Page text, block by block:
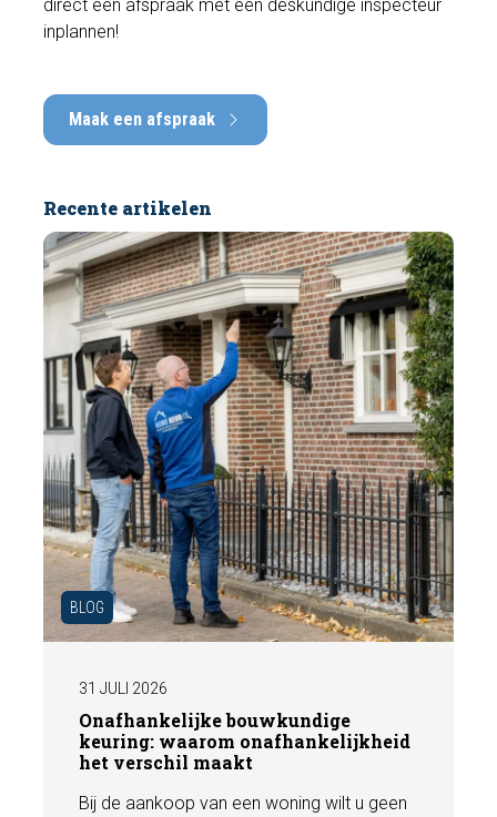
direct een afspraak met een deskundige inspecteur
inplannen!
Maak een afspraak
Recente artikelen
BLOG
31 JULI 2026
Onafhankelijke bouwkundige
keuring: waarom onafhankelijkheid
het verschil maakt
Bij de aankoop van een woning wilt u geen